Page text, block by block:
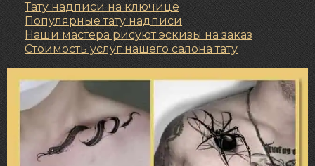
Тату надписи на ключице
Популярныетату надписи
Наши мастера рисуют эскизы на заказ
Стоимость услуг нашего салона тату